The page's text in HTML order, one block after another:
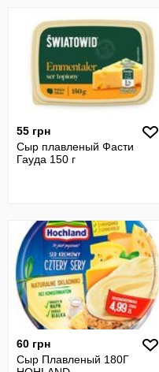
55 грн
Сыр плавленый Фасти
Гауда 150 г
60 грн
Сыр Плавленый 180Г